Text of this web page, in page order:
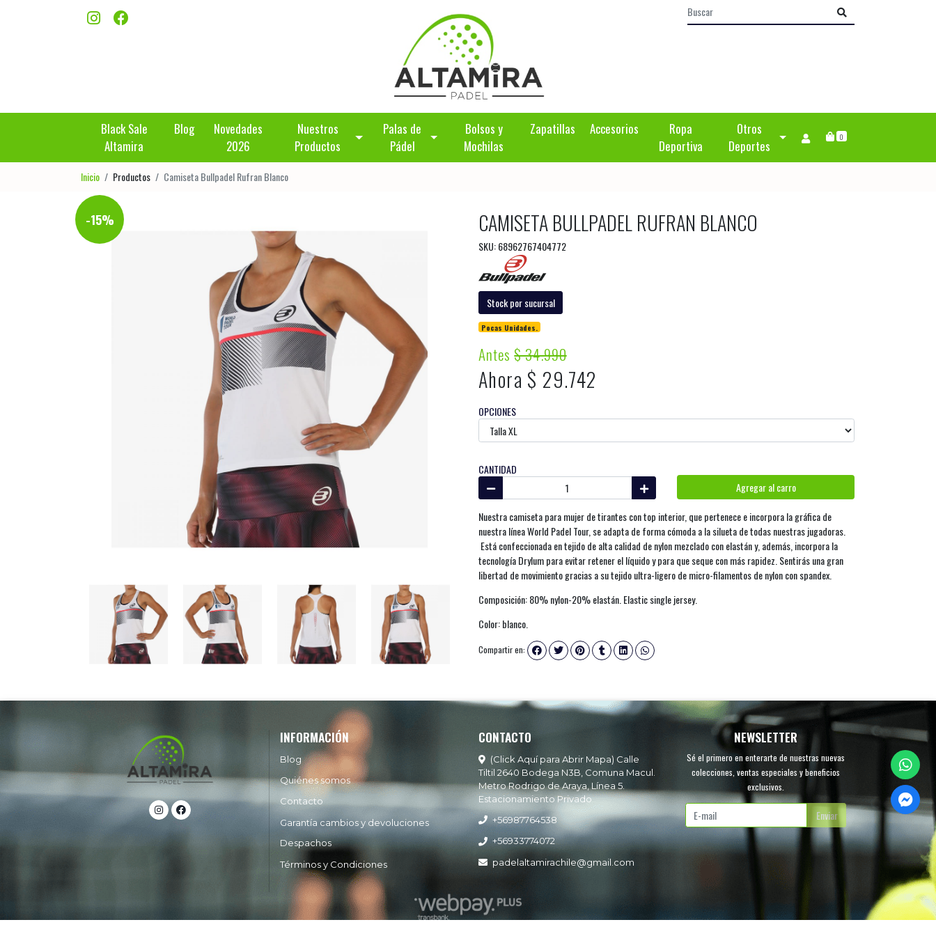
Black Sale
Altamira
Blog
Novedades
2026
Nuestros
Productos
Palas de
Pádel
Bolsos y
Mochilas
Zapatillas Accesorios
Ropa
Deportiva
Otros
Deportes
0
Inicio Productos Camiseta Bullpadel Rufran Blanco
-15% CAMISETA BULLPADEL RUFRAN BLANCO
SKU: 68962767404772
Stock por sucursal
Pocas Unidades.
Antes$ 34.990
Ahora $ 29.742
OPCIONES
CANTIDAD
Agregar al carro
Nuestra camiseta para mujer de tirantes con top interior, que pertenece e incorpora la gráfica de
nuestra línea World Padel Tour, se adapta de forma cómoda a la silueta de todas nuestras jugadoras.
Está confeccionada en tejido de alta calidad de nylon mezclado con elastán y, además, incorpora la
tecnología Drylum para evitar retener el líquido y para que seque con más rapidez. Sentirás una gran
libertad de movimiento gracias a su tejido ultra-ligero de micro-filamentos de nylon con spandex.
Composición: 80% nylon-20% elastán. Elastic single jersey.
Color: blanco.
Compartir en:
INFORMACIÓN
Blog
Quiénes somos
Contacto
Garantía cambios y devoluciones
Despachos
Términos y Condiciones
CONTACTO
(Click Aquí para Abrir Mapa) Calle
Tiltil 2640 Bodega N3B, Comuna Macul.
Metro Rodrigo de Araya, Línea 5.
Estacionamiento Privado
+56987764538
+56933774072
padelaltamirachile@gmail.com
NEWSLETTER
Sé el primero en enterarte de nuestras nuevas
colecciones, ventas especiales y beneficios
exclusivos.
Enviar